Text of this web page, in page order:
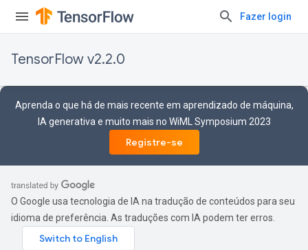
Fazer login
TensorFlow v2.2.0
Aprenda o que há de mais recente em aprendizado de máquina,
IA generativa e muito mais no WiML Symposium 2023
Registre-se
O Google usa tecnologia de IA na tradução de conteúdos para seu
idioma de preferência. As traduções com IA podem ter erros.